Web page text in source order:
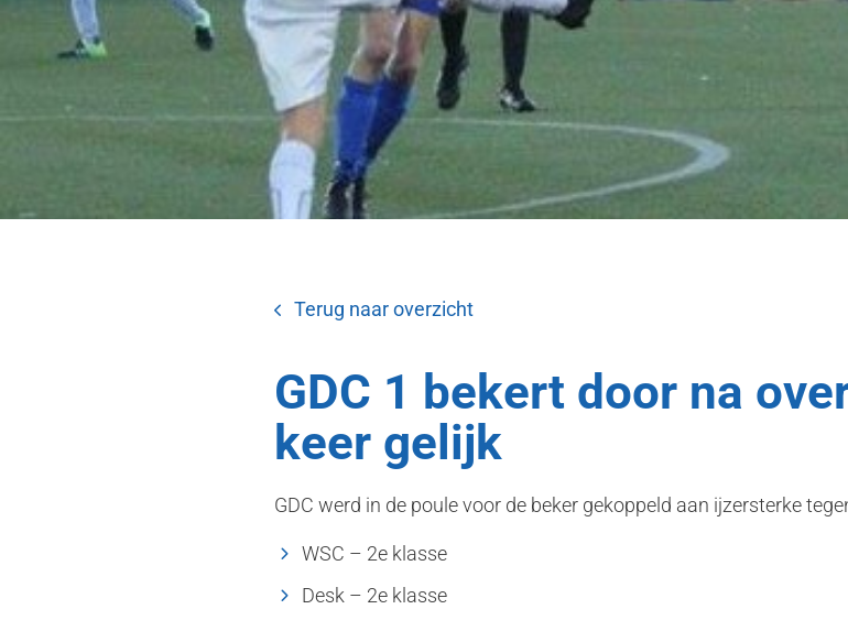
Terug naar overzicht
GDC 1 bekert door na
keer gelijk
GDC werd in de poule voor de beker gekoppeld aan ijzersterke
WSC – 2e klasse
Desk – 2e klasse